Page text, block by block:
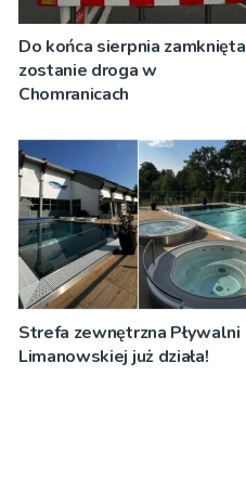
Do końca sierpnia zamknięta
zostanie droga w
Chomranicach
Strefa zewnętrzna Pływalni
Limanowskiej już działa!